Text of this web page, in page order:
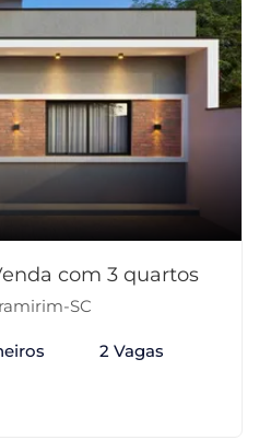
com 3 quartos
SC
2 Vagas